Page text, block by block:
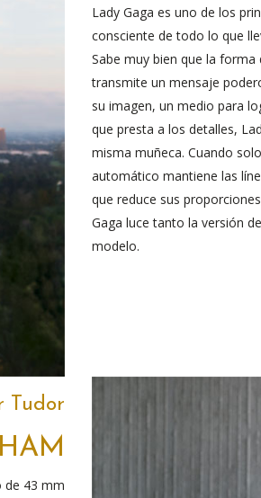
Lady Gaga es uno de los
consciente de todo lo que
Sabe muy bien que la
transmite un mensaje
su imagen, un medio para
que presta a los detalles,
misma muñeca. Cuando
automático mantiene las
que reduce sus
Gaga luce tanto la versión
modelo.
Tudor
de 43 mm